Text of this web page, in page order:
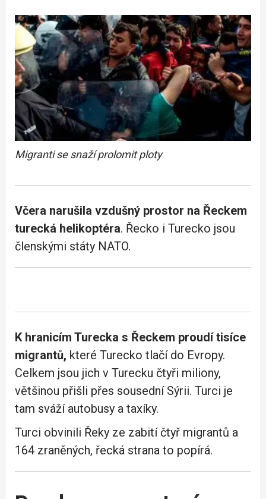
Migranti se snaží prolomit ploty
Včera narušila vzdušný prostor na Řeckem
turecká helikoptéra. Řecko i Turecko jsou
členskými státy NATO.
K hranicím Turecka s Řeckem proudí tisíce
migrantů, které Turecko tlačí do Evropy.
Celkem jsou jich v Turecku čtyři miliony,
většinou přišli přes sousední Sýrii. Turci je
tam sváží autobusy a taxíky.
Turci obvinili Řeky ze zabití čtyř migrantů a
164 zraněných, řecká strana to popírá.